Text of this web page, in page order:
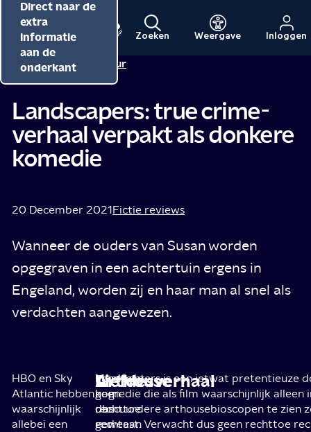
Direct naar de
inhoud
Direct naar de
hoofdnavigatie
Direct naar de
extra
informatie
aan de
onderkant
Menu
Naar
de
NPO
beginpagina
NPO
Cultuur
Zoeken Weergave Inloggen
Redactie NPO Cultuur
Landscapers: true crime-
verhaal verpakt als donkere
komedie
20 December 2021Fictie reviews
Wanneer de ouders van Susan worden
opgegraven in een achtertuin ergens in
Engeland, worden zij en haar man al snel als
verdachten aangewezen.
HBO en Sky
Atlantic hebben
waarschijnlijk
allebei een
Liefdesverhaal
Meer
nog
dan
een
Verwacht
geen
rechttoe
rechtaan
Arthouse
Landscapers is een ietwat pretentieuze
komedie die als film waarschijnlijk alleen
obscuurdere arthousebioscopen te zien
geweest. Verwacht dus geen rechttoe